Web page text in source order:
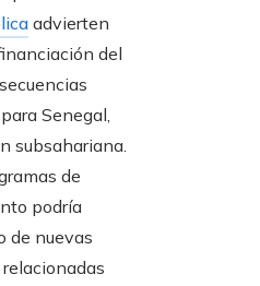
advierten
del
Senegal,
subsahariana.
de
podría
de nuevas